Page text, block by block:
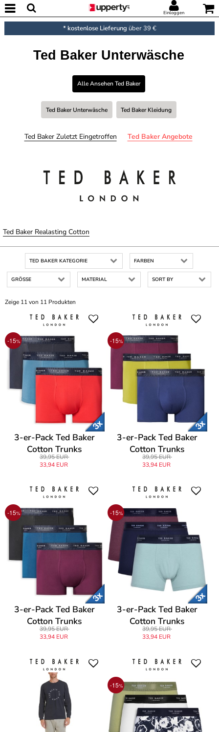
Einloggen
* kostenlose Lieferung über 39 €
Ted Baker Unterwäsche
Alle Ansehen Ted Baker
Ted Baker Unterwäsche Ted Baker Kleidung
Ted Baker Zuletzt Eingetroffen Ted Baker Angebote
Ted Baker Realasting Cotton
TED BAKER KATEGORIE FARBEN
GRÖSSE MATERIAL SORT BY
Zeige 11 von 11 Produkten
-15%
3-er-Pack Ted Baker
Cotton Trunks
39,95 EUR
33,94 EUR
-15%
3-er-Pack Ted Baker
Cotton Trunks
39,95 EUR
33,94 EUR
-15%
3-er-Pack Ted Baker
Cotton Trunks
39,95 EUR
33,94 EUR
-15%
3-er-Pack Ted Baker
Cotton Trunks
39,95 EUR
33,94 EUR
-15%